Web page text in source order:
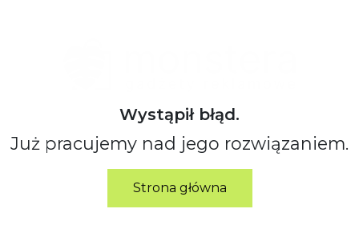
Wystąpił błąd.
Już pracujemy nad jego rozwiązaniem.
Strona główna